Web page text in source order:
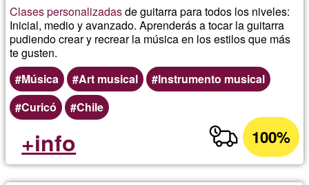
Clases personalizadasde guitarra para todos los niveles:
Inicial, medio y avanzado. Aprenderás a tocar la guitarra
pudiendo crear y recrear la música en los estilos que más
te gusten.
Música
Art musical
Instrumento musical
Curicó
Chile
100%
+info